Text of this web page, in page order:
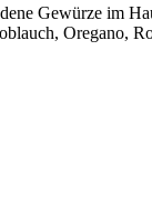
Gewürze im
Oregano,